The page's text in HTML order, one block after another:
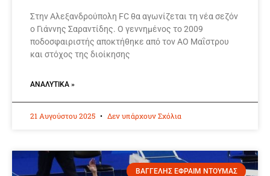
Στην Αλεξανδρούπολη FC θα αγωνίζεται τη νέα σεζόν
ο Γιάννης Σαραντίδης. Ο γεννημένος το 2009
ποδοσφαιριστής αποκτήθηκε από τον ΑΟ Μαΐστρου
και στόχος της διοίκησης
ΑΝΑΛΥΤΙΚΆ »
21 Αυγούστου 2025 Δεν υπάρχουν Σχόλια
ΒΑΓΓΕΛΗΣ ΕΦΡΑΙΜ ΝΤΟΥΜΑΣ